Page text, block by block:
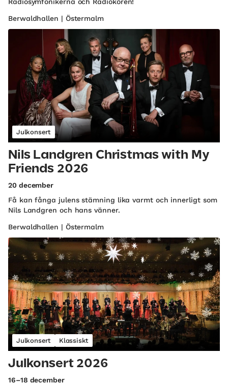
Berwaldhallen | Östermalm
Julkonsert
Nils Landgren Christmas with My
Friends 2026
20 december
Få kan fånga julens stämning lika varmt och innerligt som
Nils Landgren och hans vänner.
Berwaldhallen | Östermalm
Julkonsert Klassiskt
Julkonsert 2026
16–18 december